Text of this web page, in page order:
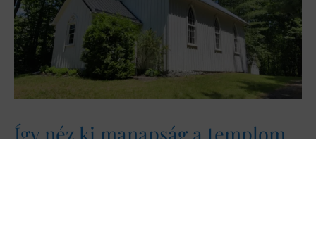
Így néz ki manapság a templom,